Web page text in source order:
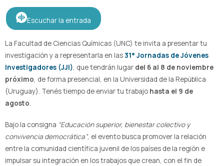
Escuchar la entrada
La Facultad de Ciencias Químicas (UNC) te invita a presentar tu
investigación y a representarla en las31° Jornadas de Jóvenes
Investigadores (JJI), que tendrán lugar del 6 al 8 de noviembre
próximo, de forma presencial, en la Universidad de la República
(Uruguay). Tenés tiempo de enviar tu trabajo hasta el 9 de
agosto.
Bajo la consigna “Educación superior, bienestar colectivo y
convivencia democrática”, el evento busca promover la relación
entre la comunidad científica juvenil de los países de la región e
impulsar su integración en los trabajos que crean, con el fin de